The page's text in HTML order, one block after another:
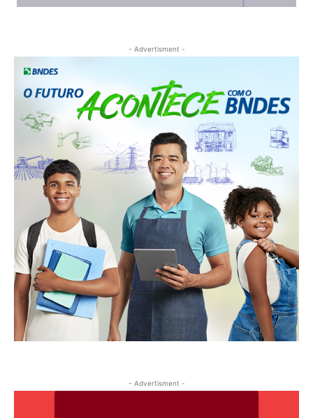
- Advertisment -
- Advertisment -